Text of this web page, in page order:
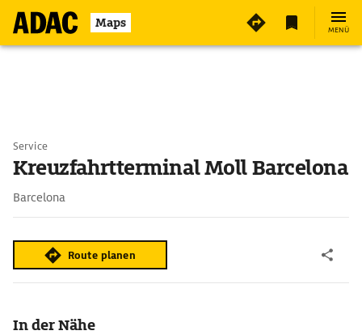
Maps MENÜ
Service
Kreuzfahrtterminal Moll Barcelona
Barcelona
Route planen
In der Nähe